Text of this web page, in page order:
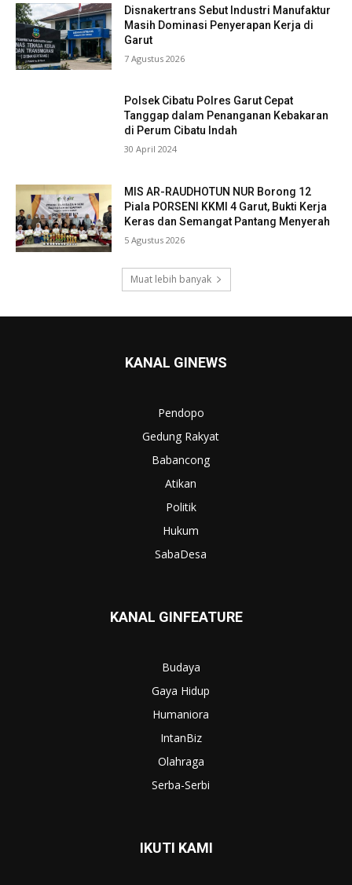
Disnakertrans Sebut Industri Manufaktur
Masih Dominasi Penyerapan Kerja di
Garut
7 Agustus 2026
Polsek Cibatu Polres Garut Cepat
Tanggap dalam Penanganan Kebakaran
di Perum Cibatu Indah
30 April 2024
MIS AR-RAUDHOTUN NUR Borong 12
Piala PORSENI KKMI 4 Garut, Bukti Kerja
Keras dan Semangat Pantang Menyerah
5 Agustus 2026
Muat lebih banyak
KANAL GINEWS
Pendopo
Gedung Rakyat
Babancong
Atikan
Politik
Hukum
SabaDesa
KANAL GINFEATURE
Budaya
Gaya Hidup
Humaniora
IntanBiz
Olahraga
Serba-Serbi
IKUTI KAMI